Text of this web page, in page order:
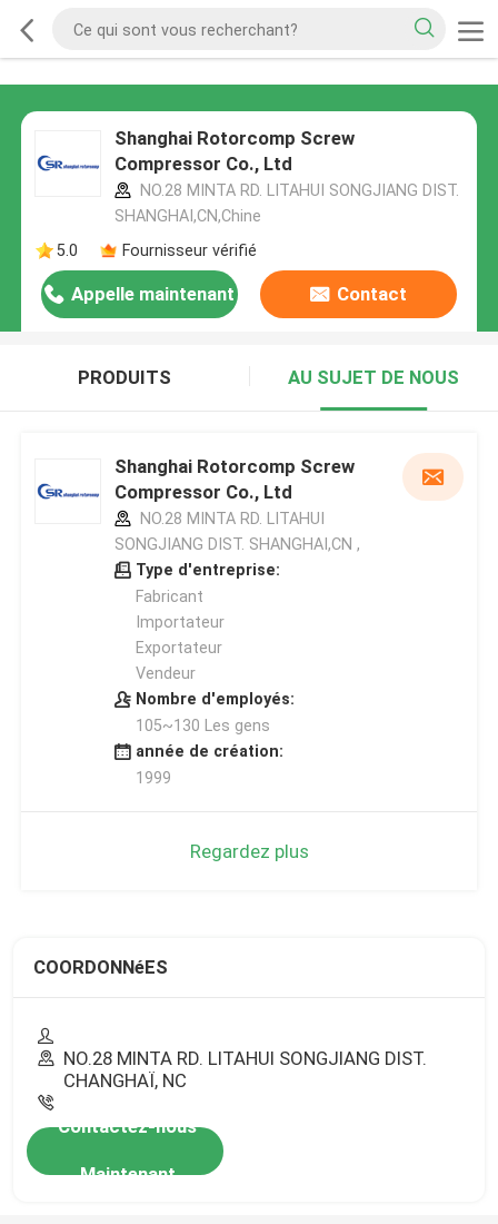
Shanghai Rotorcomp Screw
Compressor Co., Ltd
NO.28 MINTA RD. LITAHUI SONGJIANG DIST.
SHANGHAI,CN,Chine
5.0
Fournisseur vérifié
Appelle maintenant Contact
PRODUITS AU SUJET DE NOUS
Shanghai Rotorcomp Screw
Compressor Co., Ltd
NO.28 MINTA RD. LITAHUI
SONGJIANG DIST. SHANGHAI,CN ,
Type d'entreprise:
Fabricant
Importateur
Exportateur
Vendeur
Nombre d'employés:
105~130 Les gens
année de création:
1999
Regardez plus
COORDONNéES
NO.28 MINTA RD. LITAHUI SONGJIANG DIST.
CHANGHAÏ, NC
Contactez-nous
Maintenant